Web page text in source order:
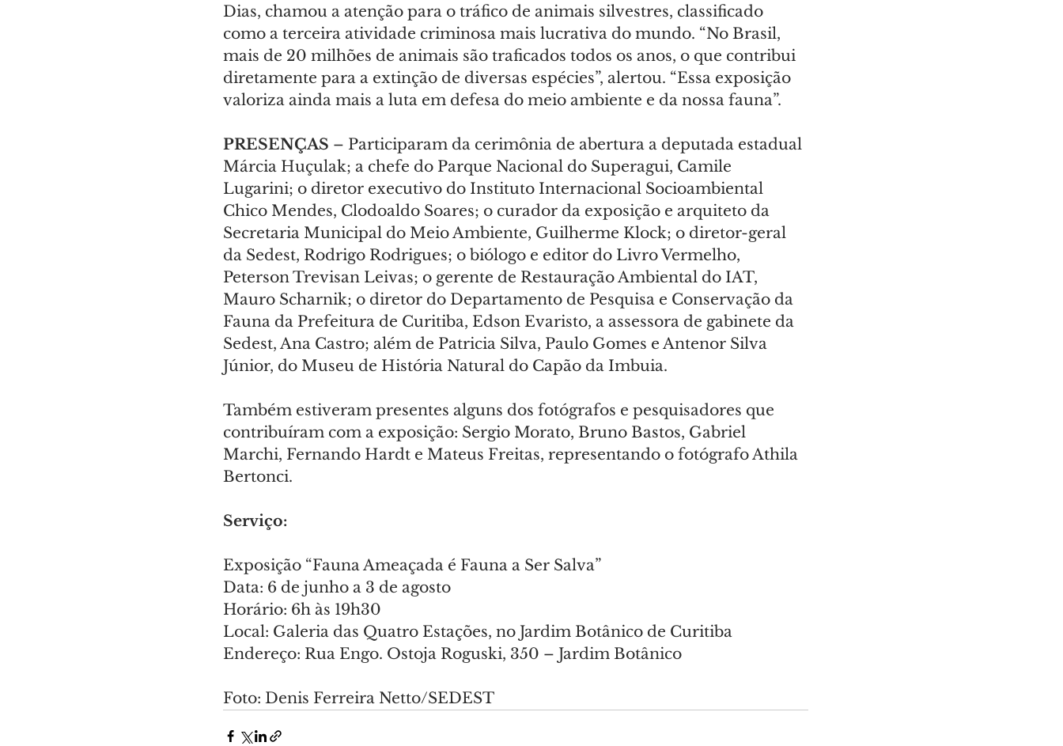
Dias, chamou a atenção para o tráfico de animais silvestres, classificado
como a terceira atividade criminosa mais lucrativa do mundo. “No Brasil,
mais de 20 milhões de animais são traficados todos os anos, o que contribui
diretamente para a extinção de diversas espécies”, alertou. “Essa exposição
valoriza ainda mais a luta em defesa do meio ambiente e da nossa fauna”.
PRESENÇAS – Participaram da cerimônia de abertura a deputada estadual
Márcia Huçulak; a chefe do Parque Nacional do Superagui, Camile
Lugarini; o diretor executivo do Instituto Internacional Socioambiental
Chico Mendes, Clodoaldo Soares; o curador da exposição e arquiteto da
Secretaria Municipal do Meio Ambiente, Guilherme Klock; o diretor-geral
da Sedest, Rodrigo Rodrigues; o biólogo e editor do Livro Vermelho,
Peterson Trevisan Leivas; o gerente de Restauração Ambiental do IAT,
Mauro Scharnik; o diretor do Departamento de Pesquisa e Conservação da
Fauna da Prefeitura de Curitiba, Edson Evaristo, a assessora de gabinete da
Sedest, Ana Castro; além de Patricia Silva, Paulo Gomes e Antenor Silva
Júnior, do Museu de História Natural do Capão da Imbuia.
Também estiveram presentes alguns dos fotógrafos e pesquisadores que
contribuíram com a exposição: Sergio Morato, Bruno Bastos, Gabriel
Marchi, Fernando Hardt e Mateus Freitas, representando o fotógrafo Athila
Bertonci.
Serviço:
Exposição “Fauna Ameaçada é Fauna a Ser Salva”
Data: 6 de junho a 3 de agosto
Horário: 6h às 19h30
Local: Galeria das Quatro Estações, no Jardim Botânico de Curitiba
Endereço: Rua Engo. Ostoja Roguski, 350 – Jardim Botânico
Foto: Denis Ferreira Netto/SEDEST